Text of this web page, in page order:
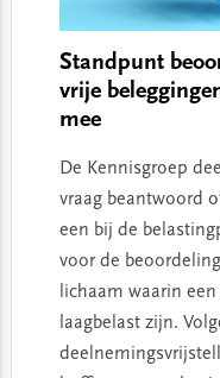
Standpunt
vrije
mee
De Kennisgroep
vraag beantwoord
een bij de
voor de
lichaam waarin
laagbelast zijn.